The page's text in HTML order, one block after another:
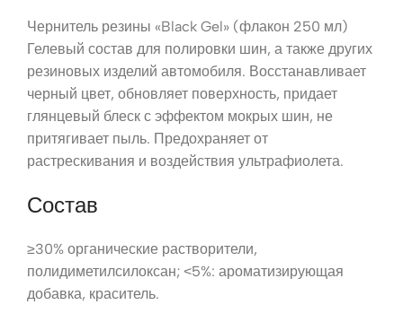
Чернитель резины «Black Gel» (флакон 250 мл)
Гелевый состав для полировки шин, а также других
резиновых изделий автомобиля. Восстанавливает
черный цвет, обновляет поверхность, придает
глянцевый блеск с эффектом мокрых шин, не
притягивает пыль. Предохраняет от
растрескивания и воздействия ультрафиолета.
Состав
≥30% органические растворители,
полидиметилсилоксан; ˂5%: ароматизирующая
добавка, краситель.